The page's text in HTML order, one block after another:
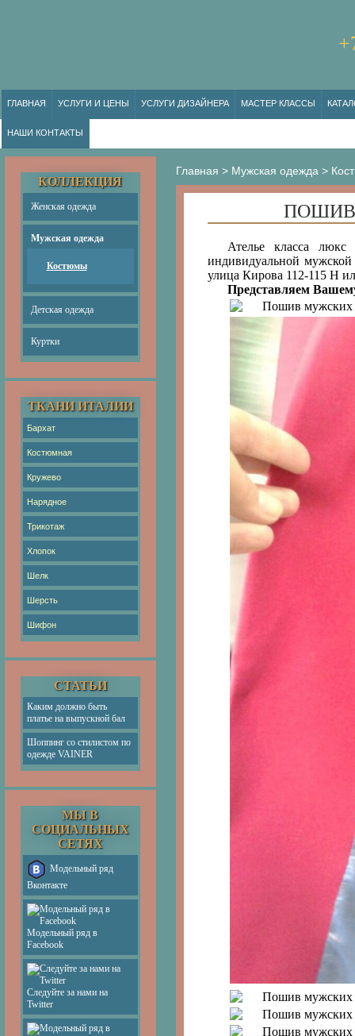
ГЛАВНАЯ УСЛУГИ И ЦЕНЫ УСЛУГИ ДИЗАЙНЕРА МАСТЕР КЛАССЫ
НАШИ КОНТАКТЫ
КОЛЛЕКЦИЯ
Женская одежда
Мужская одежда
Костюмы
Детская одежда
Куртки
ТКАНИ ИТАЛИИ
Бархат
Костюмная
Кружево
Нарядное
Трикотаж
Хлопок
Шелк
Шерсть
Шифон
СТАТЬИ
Каким должно быть
платье на выпускной бал
Шоппинг со стилистом по
одежде VAINER
МЫ В
СОЦИАЛЬНЫХ
СЕТЯХ
Модельный ряд
Вконтакте
Модельный ряд в
Facebook
Следуйте за нами на
Twitter
Главная > Мужская одежда >
Ателье класса
индивидуальной
улица Кирова 112-115 Н
Представляем